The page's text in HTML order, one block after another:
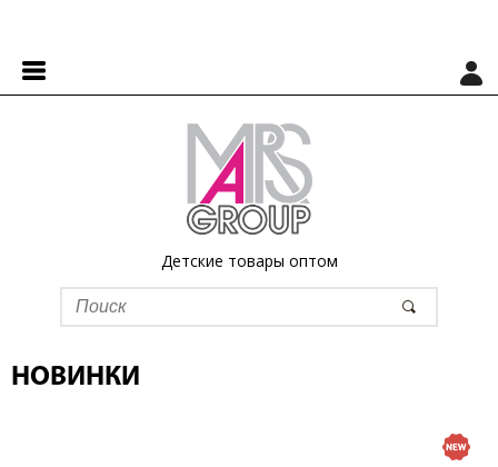
Детские товары оптом
НОВИНКИ